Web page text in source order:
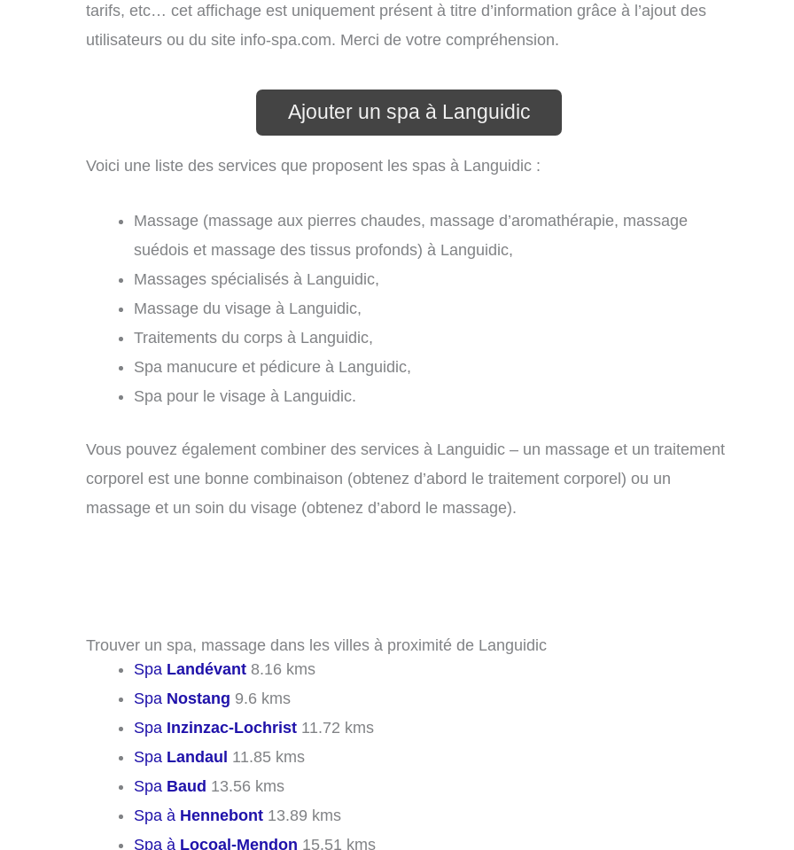
tarifs, etc… cet affichage est uniquement présent à titre d’information grâce à l’ajout des
utilisateurs ou du site info-spa.com. Merci de votre compréhension.
Ajouter un spa à Languidic
Voici une liste des services que proposent les spas à Languidic :
Massage (massage aux pierres chaudes, massage d’aromathérapie, massage
suédois et massage des tissus profonds) à Languidic,
Massages spécialisés à Languidic,
Massage du visage à Languidic,
Traitements du corps à Languidic,
Spa manucure et pédicure à Languidic,
Spa pour le visage à Languidic.
Vous pouvez également combiner des services à Languidic – un massage et un traitement
corporel est une bonne combinaison (obtenez d’abord le traitement corporel) ou un
massage et un soin du visage (obtenez d’abord le massage).
Trouver un spa, massage dans les villes à proximité de Languidic
Spa Landévant 8.16 kms
Spa Nostang 9.6 kms
Spa Inzinzac-Lochrist 11.72 kms
Spa Landaul 11.85 kms
Spa Baud 13.56 kms
Spa à Hennebont 13.89 kms
Spa à Locoal-Mendon 15.51 kms